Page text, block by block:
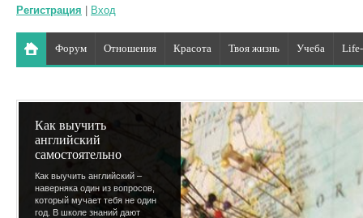
Регистрация Вход
Форум Отношения Красота Твоя жизнь Учеба
Как выучить
английский
самостоятельно
Как выучить английский –
наверняка один из вопросов,
который мучает тебя не один
год. В школе знаний дают